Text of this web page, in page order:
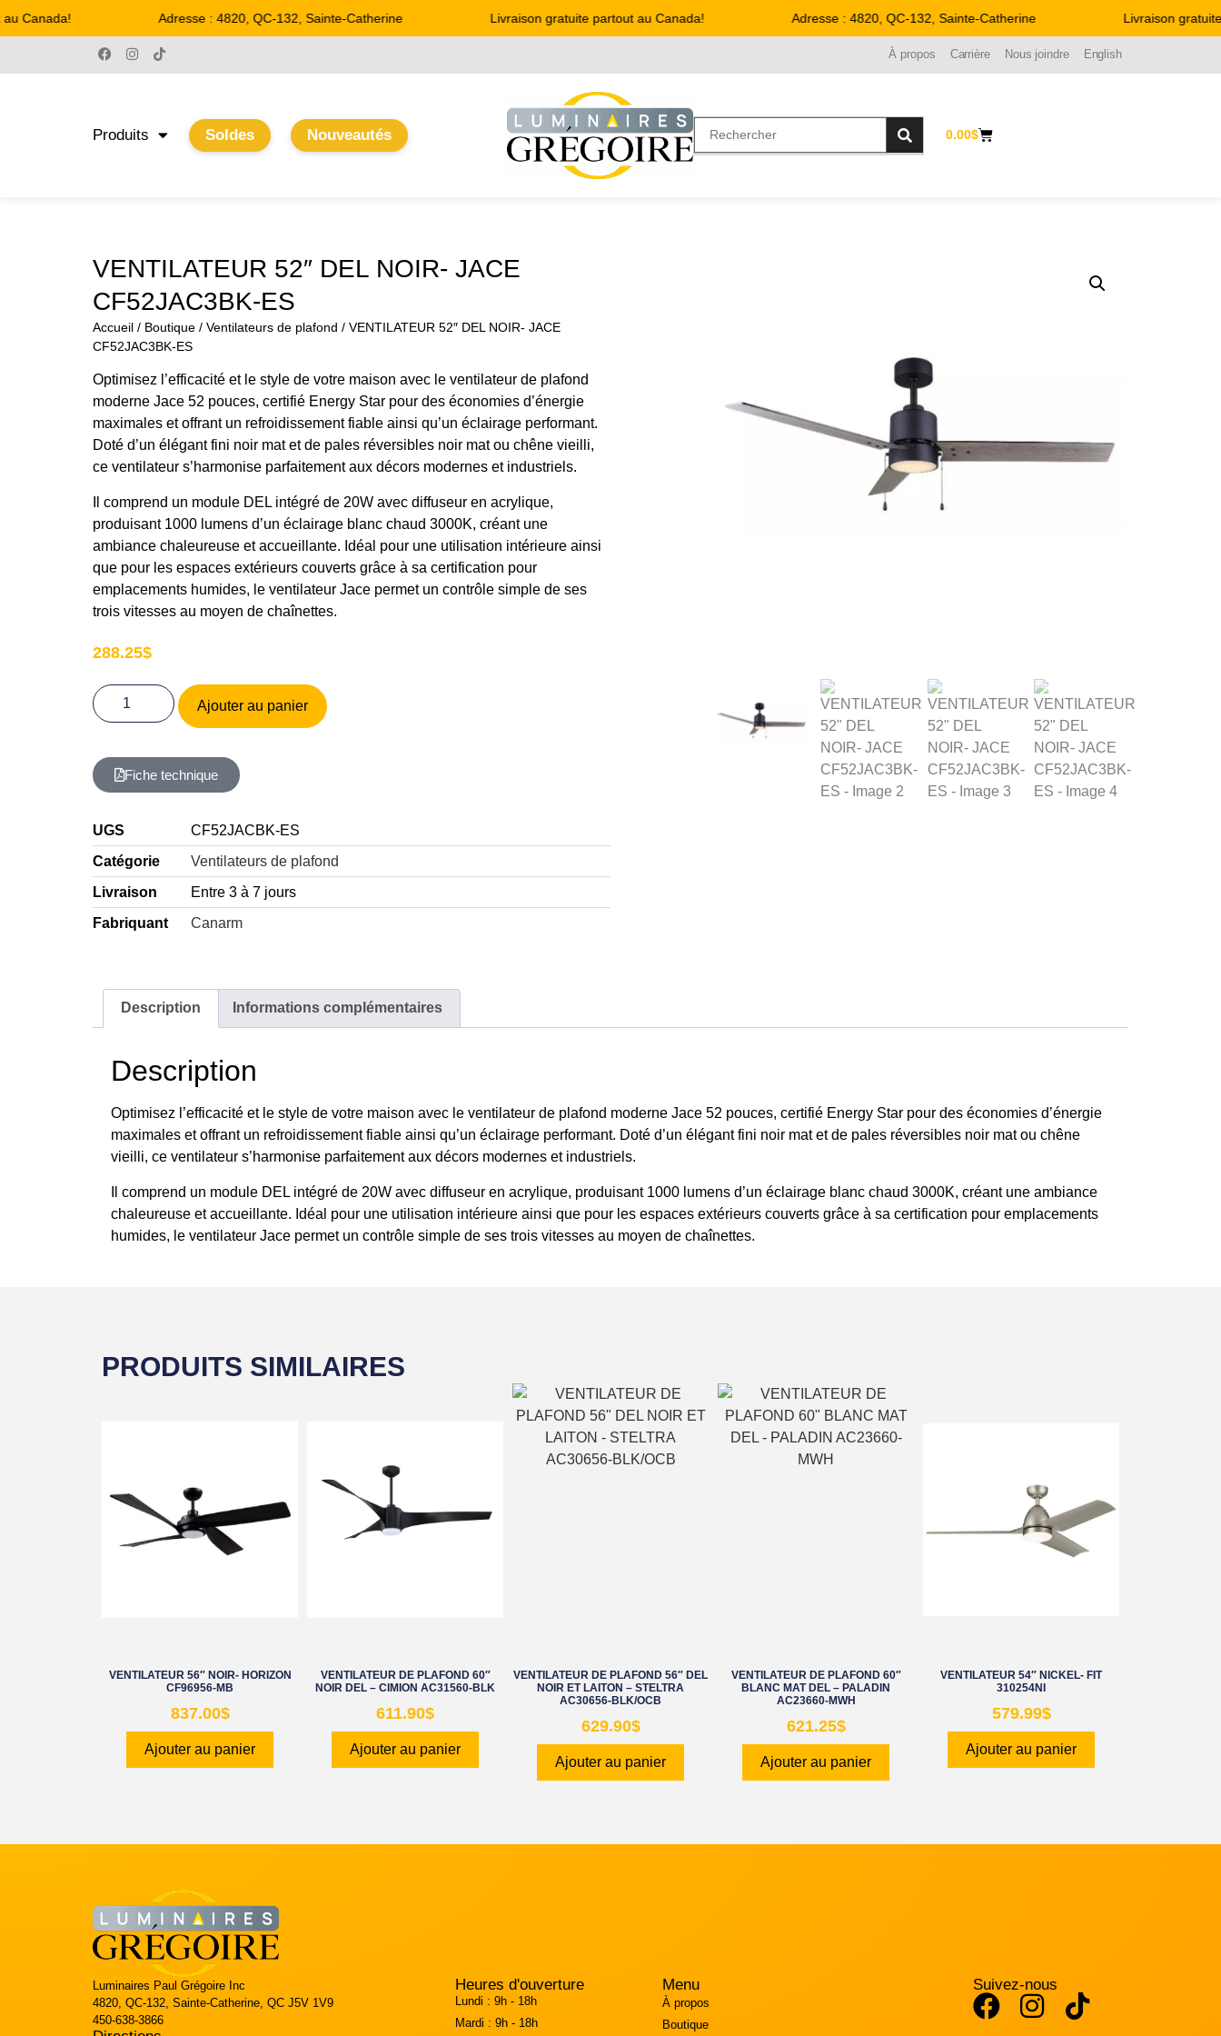
Canada! Adresse : 4820, QC-132, Sainte-Catherine Livraison gratuite partout au Canada! Adresse : 4820, QC-132, Sainte-Catherine Livraison gratuite
À propos Carrière Nous joindre English
Produits Soldes Nouveautés 0.00$
VENTILATEUR 52″ DEL NOIR- JACE
CF52JAC3BK-ES
Accueil / Boutique / Ventilateurs de plafond / VENTILATEUR 52″ DEL NOIR- JACE
CF52JAC3BK-ES
Optimisez l’efficacité et le style de votre maison avec le ventilateur de plafond
moderne Jace 52 pouces, certifié Energy Star pour des économies d’énergie
maximales et offrant un refroidissement fiable ainsi qu’un éclairage performant.
Doté d’un élégant fini noir mat et de pales réversibles noir mat ou chêne vieilli,
ce ventilateur s’harmonise parfaitement aux décors modernes et industriels.
Il comprend un module DEL intégré de 20W avec diffuseur en acrylique,
produisant 1000 lumens d’un éclairage blanc chaud 3000K, créant une
ambiance chaleureuse et accueillante. Idéal pour une utilisation intérieure ainsi
que pour les espaces extérieurs couverts grâce à sa certification pour
emplacements humides, le ventilateur Jace permet un contrôle simple de ses
trois vitesses au moyen de chaînettes.
288.25$
Ajouter au panier
Fiche technique
UGS
CF52JACBK-ES
Catégorie
Ventilateurs de plafond
Livraison
Entre 3 à 7 jours
Fabriquant
Canarm
Description Informations complémentaires
Description
Optimisez l’efficacité et le style de votre maison avec le ventilateur de plafond moderne Jace 52 pouces, certifié Energy Star pour des économies d’énergie
maximales et offrant un refroidissement fiable ainsi qu’un éclairage performant. Doté d’un élégant fini noir mat et de pales réversibles noir mat ou chêne
vieilli, ce ventilateur s’harmonise parfaitement aux décors modernes et industriels.
Il comprend un module DEL intégré de 20W avec diffuseur en acrylique, produisant 1000 lumens d’un éclairage blanc chaud 3000K, créant une ambiance
chaleureuse et accueillante. Idéal pour une utilisation intérieure ainsi que pour les espaces extérieurs couverts grâce à sa certification pour emplacements
humides, le ventilateur Jace permet un contrôle simple de ses trois vitesses au moyen de chaînettes.
PRODUITS SIMILAIRES
VENTILATEUR 56″ NOIR- HORIZON
CF96956-MB
837.00$
Ajouter au panier
VENTILATEUR DE PLAFOND 60″
NOIR DEL – CIMION AC31560-BLK
611.90$
Ajouter au panier
VENTILATEUR DE PLAFOND 56″ DEL
NOIR ET LAITON – STELTRA
AC30656-BLK/OCB
629.90$
Ajouter au panier
VENTILATEUR DE PLAFOND 60″
BLANC MAT DEL – PALADIN
AC23660-MWH
621.25$
Ajouter au panier
VENTILATEUR 54″ NICKEL- FIT
310254NI
579.99$
Ajouter au panier
Luminaires Paul Grégoire Inc
4820, QC-132, Sainte-Catherine, QC J5V 1V9
450-638-3866
Heures d'ouverture
Lundi : 9h - 18h
Mardi : 9h - 18h
Menu
À propos
Boutique
Suivez-nous